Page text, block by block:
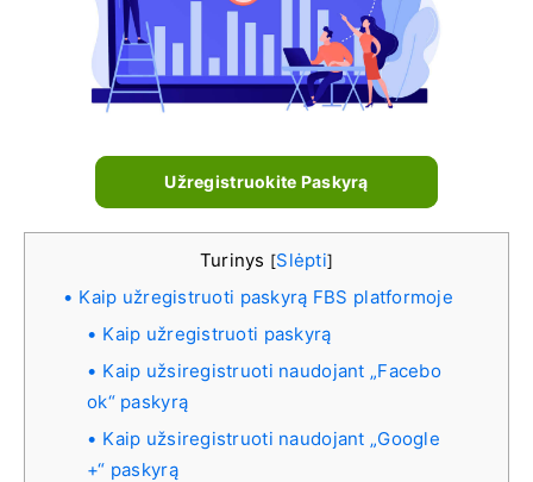
Užregistruokite Paskyrą
Turinys [Slėpti]
Kaip užregistruoti paskyrą FBS platformoje
Kaip užregistruoti paskyrą
Kaip užsiregistruoti naudojant „Facebo
ok“ paskyrą
Kaip užsiregistruoti naudojant „Google
+“ paskyrą